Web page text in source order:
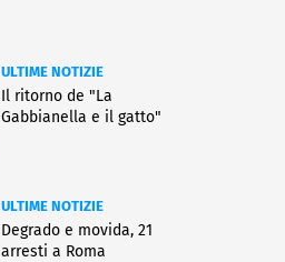
ULTIME NOTIZIE
Il ritorno de "La
Gabbianella e il gatto"
ULTIME NOTIZIE
Degrado e movida, 21
arresti a Roma